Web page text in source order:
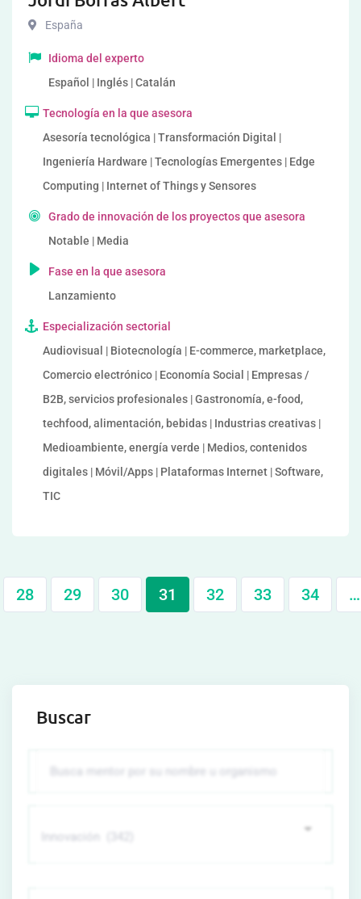
España
Idioma del experto
Español | Inglés | Catalán
Tecnología en la que asesora
Asesoría tecnológica | Transformación Digital |
Ingeniería Hardware | Tecnologías Emergentes | Edge
Computing | Internet of Things y Sensores
Grado de innovación de los proyectos que asesora
Notable | Media
Fase en la que asesora
Lanzamiento
Especialización sectorial
Audiovisual | Biotecnología | E-commerce, marketplace,
Comercio electrónico | Economía Social | Empresas /
B2B, servicios profesionales | Gastronomía, e-food,
techfood, alimentación, bebidas | Industrias creativas |
Medioambiente, energía verde | Medios, contenidos
digitales | Móvil/Apps | Plataformas Internet | Software,
TIC
28 29 30 31 32 33 34 …
Buscar